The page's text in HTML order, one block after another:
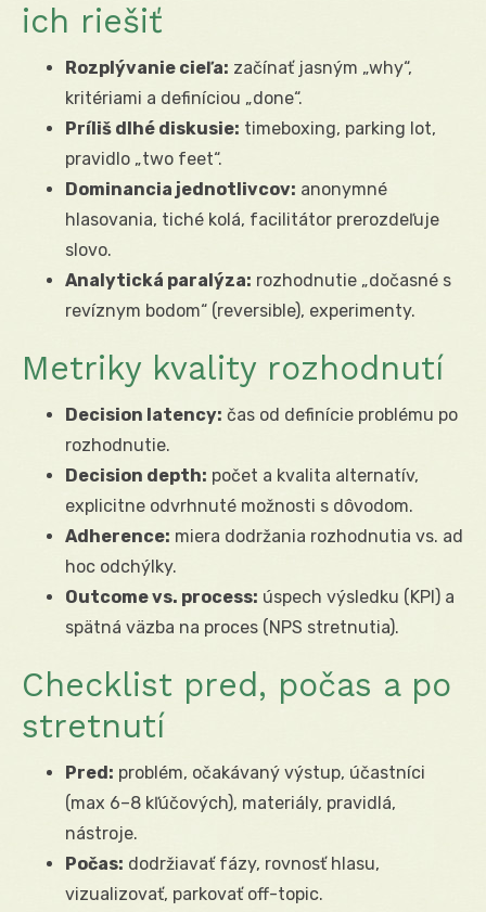
ich riešiť
Rozplývanie cieľa: začínať jasným „why“,
kritériami a definíciou „done“.
Príliš dlhé diskusie: timeboxing, parking lot,
pravidlo „two feet“.
Dominancia jednotlivcov: anonymné
hlasovania, tiché kolá, facilitátor prerozdeľuje
slovo.
Analytická paralýza: rozhodnutie „dočasné s
revíznym bodom“ (reversible), experimenty.
Metriky kvality rozhodnutí
Decision latency: čas od definície problému po
rozhodnutie.
Decision depth: počet a kvalita alternatív,
explicitne odvrhnuté možnosti s dôvodom.
Adherence: miera dodržania rozhodnutia vs. ad
hoc odchýlky.
Outcome vs. process: úspech výsledku (KPI) a
spätná väzba na proces (NPS stretnutia).
Checklist pred, počas a po
stretnutí
Pred: problém, očakávaný výstup, účastníci
(max 6–8 kľúčových), materiály, pravidlá,
nástroje.
Počas: dodržiavať fázy, rovnosť hlasu,
vizualizovať, parkovať off-topic.